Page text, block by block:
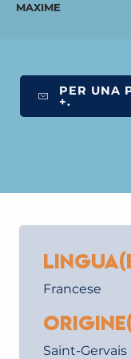
MAXIME
PER UNA
+.
Francese
Saint-